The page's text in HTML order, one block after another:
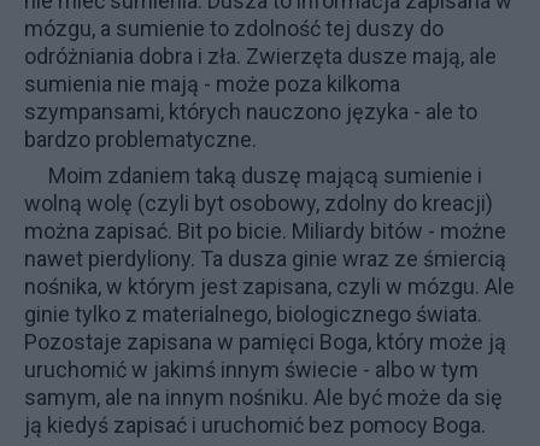
mózgu, a sumienie to zdolność tej duszy do
odróżniania dobra i zła. Zwierzęta dusze mają, ale
sumienia nie mają - może poza kilkoma
szympansami, których nauczono języka - ale to
bardzo problematyczne.
Moim zdaniem taką duszę mającą sumienie i
wolną wolę (czyli byt osobowy, zdolny do kreacji)
można zapisać. Bit po bicie. Miliardy bitów - możne
nawet pierdyliony. Ta dusza ginie wraz ze śmiercią
nośnika, w którym jest zapisana, czyli w mózgu. Ale
ginie tylko z materialnego, biologicznego świata.
Pozostaje zapisana w pamięci Boga, który może ją
uruchomić w jakimś innym świecie - albo w tym
samym, ale na innym nośniku. Ale być może da się
ją kiedyś zapisać i uruchomić bez pomocy Boga.